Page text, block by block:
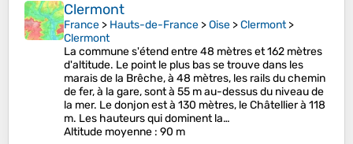
Clermont
France > Hauts-de-France >Oise >Clermont>
Clermont
La commune s'étend entre 48 mètres et 162 mètres
d'altitude. Le point le plus bas se trouve dans les
marais de la Brêche, à 48 mètres, les rails du chemin
de fer, à la gare, sont à 55 m au-dessus du niveau de
la mer. Le donjon est à 130 mètres, le Châtellier à 118
m. Les hauteurs qui dominent la…
Altitude moyenne : 90 m